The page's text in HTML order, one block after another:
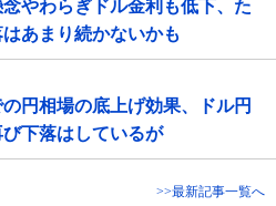
やわらぎドル金利も低下、た
あまり続かないかも
円相場の底上げ効果、ドル円
下落はしているが
>>最新記事一覧へ